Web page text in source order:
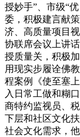
授妙手”、市级“
委，积极建言献
济、高质量项目
协联席会议上讲
授质量关，积极
用现实步履诠佛
程案例《使至塞
入日常工做和糊
商特约监视员、
下层和社区文化
社会文化需求，